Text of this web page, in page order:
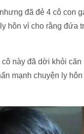
đã đẻ 4 cô con
hôn vì cho rằng đứa
này đã dời khỏi
mạnh chuyện ly